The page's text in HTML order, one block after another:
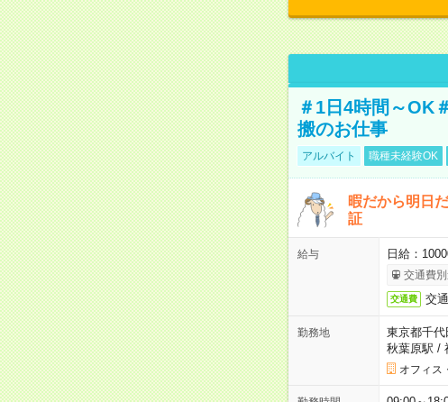
＃1日4時間～OK
搬のお仕事
アルバイト 職種未経験OK
暇だから明日
証
給与 日給：
交通費
交通費 交
勤務地
東京都千代
秋葉原駅 /
オフィス